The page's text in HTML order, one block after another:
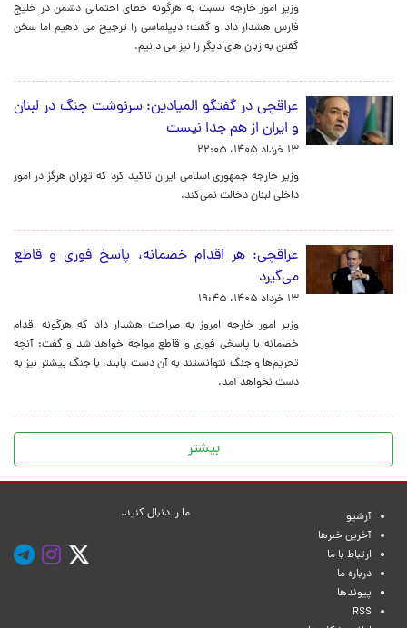
وزیر امور خارجه نسبت به هرگونه خطای احتمالی دشمن در خلیج
فارس هشدار داد و گفت: دیپلماسی را ترجیح می دهیم اما سخن
گفتن به زبان های دیگر را نیز می دانیم.
عراقچی در گفتگو المیادین: سرنوشت جنگ در لبنان
و ایران از هم جدا نیست
۱۳ خرداد ۱۴۰۵، ۲۲:۰۵
وزیر خارجه جمهوری اسلامی ایران تاکید کرد که تهران هرگز در امور
داخلی لبنان دخالت نمی‌کند.
عراقچی: هر اقدام خصمانه، پاسخ فوری و قاطع
می‌گیرد
۱۳ خرداد ۱۴۰۵، ۱۹:۴۵
وزیر امور خارجه امروز به صراحت هشدار داد که هرگونه اقدام
خصمانه با پاسخی فوری و قاطع مواجه خواهد شد و گفت: آنچه
تحریم‌ها و جنگ نتوانستند به آن دست یابند، با جنگ بیشتر نیز به
دست نخواهد آمد.
بیشتر
آرشیو
آخرین خبرها
ارتباط با ما
درباره ما
پیوندها
RSS
ما را دنبال کنید.